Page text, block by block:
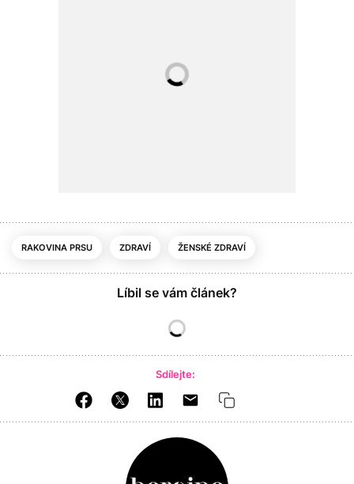
RAKOVINA PRSU ZDRAVÍ ŽENSKÉ ZDRAVÍ
Líbil se vám článek?
Sdílejte: